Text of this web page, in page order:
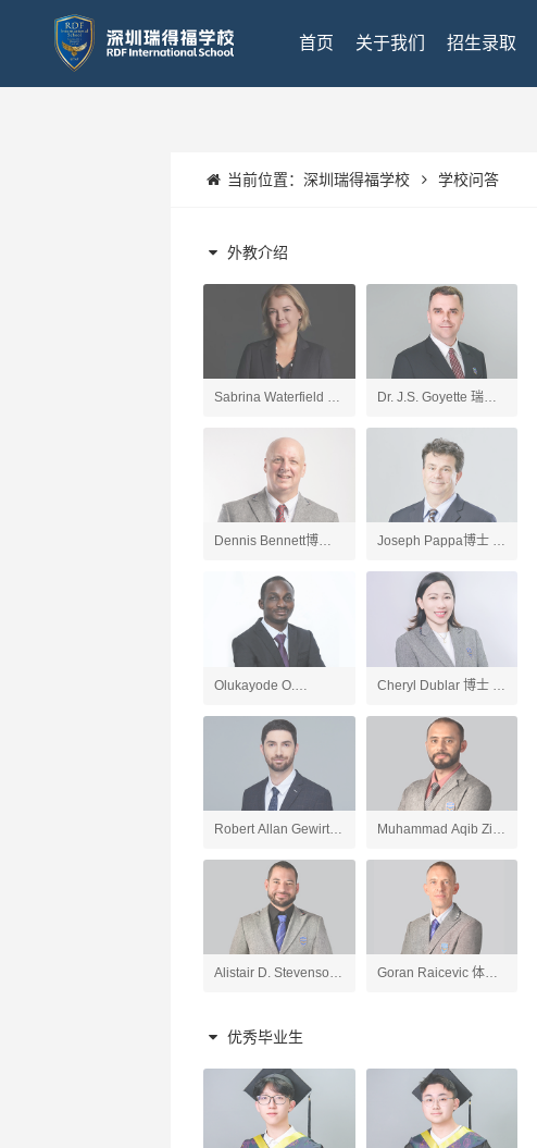
首页 关于我们 招生录取
当前位置： 深圳瑞得福学校 学校问答
外教介绍
Sabrina Waterfield 深
圳瑞得福学校 校长
Dr. J.S. Goyette 瑞得
福UK项目校长
Dennis Bennett博士
英国文学、英语老师
Joseph Pappa博士 美
国文学、AP英语语言
和写作老师
Olukayode O.
Ogundipe博士 化学、
AP化学、AP环境科学
Cheryl Dublar 博士 社
会研究老师
Robert Allan Gewirtz
英语、应用英语老师
Muhammad Aqib Zia
人工智能导论与
ChatGPT应用、游戏
开发、AP计算机科学
原理老师
Alistair D. Stevenson Goran Raicevic 体育
优秀毕业生